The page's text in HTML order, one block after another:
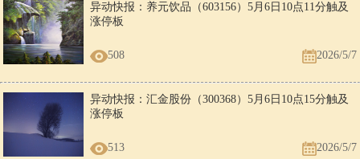
异动快报：养元饮品（603156）5月6日10点11分触及
涨停板
508 2026/5/7
异动快报：汇金股份（300368）5月6日10点15分触及
涨停板
513 2026/5/7